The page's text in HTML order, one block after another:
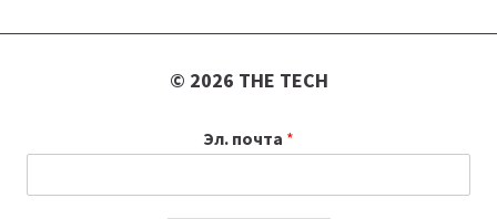
© 2026 THE TECH
Эл. почта *